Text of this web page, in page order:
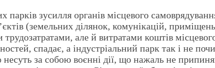
парків зусилля органів місцевого
(земельних ділянок, комунікацій,
але й витратами коштів
спадає, а індустріальний парк так і не
несуть за собою воєнні дії, що нажаль не